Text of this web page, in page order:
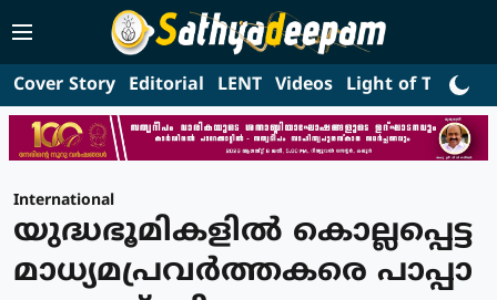
Cover Story Editorial LENT Videos Light of Truth
International
യുദ്ധഭൂമികളില്‍ കൊല്ലപ്പെട്ട
മാധ്യമപ്രവര്‍ത്തകരെ പാപ്പാ